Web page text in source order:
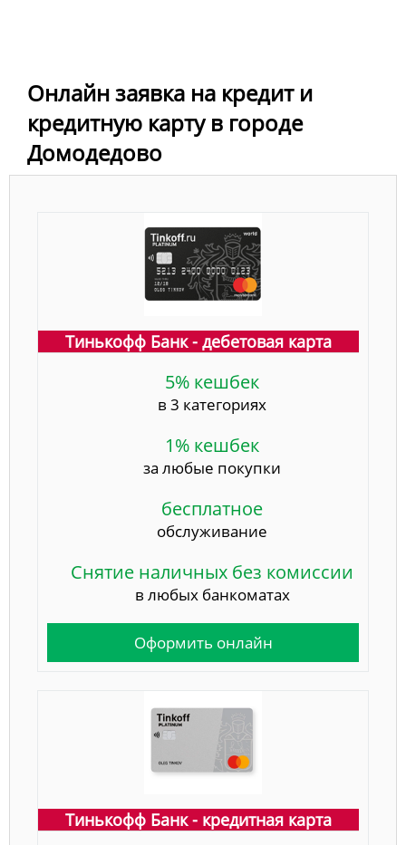
Онлайн заявка на кредит и
кредитную карту в городе
Домодедово
Тинькофф Банк - дебетовая карта
5% кешбек
в 3 категориях
1% кешбек
за любые покупки
бесплатное
обслуживание
Снятие наличных без комиссии
в любых банкоматах
Оформить онлайн
Тинькофф Банк - кредитная карта